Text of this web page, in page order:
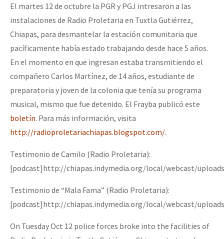
El martes 12 de octubre la PGR y PGJ intresaron a las
instalaciones de Radio Proletaria en Tuxtla Gutiérrez,
Chiapas, para desmantelar la estación comunitaria que
pacíficamente había estado trabajando desde hace 5 años.
En el momento en que ingresan estaba transmitiendo el
compañero Carlos Martínez, de 14 años, estudiante de
preparatoria y joven de la colonia que tenía su programa
musical, mismo que fue detenido. El Frayba publicó este
boletín. Para más información, visita
http://radioproletariachiapas.blogspot.com/.
Testimonio de Camilo (Radio Proletaria):
[podcast]http://chiapas.indymedia.org/local/webcast/
Testimonio de “Mala Fama” (Radio Proletaria):
[podcast]http://chiapas.indymedia.org/local/webcast/
On Tuesday Oct 12 police forces broke into the facilities of